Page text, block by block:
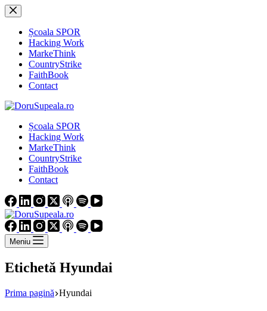
Sari
la
conținutȘcoala SPOR
Hacking Work
MarkeThink
CountryStrike
FaithBook
Contact
Școala SPOR
Hacking Work
MarkeThink
CountryStrike
FaithBook
Contact
Meniu
Etichetă Hyundai
Prima pagină Hyundai